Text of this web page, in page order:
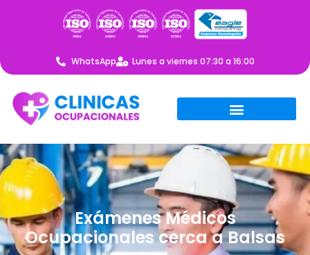
WhatsApp Lunes a viernes 07:30 a 16:00
Exámenes Médicos
Ocupacionales cerca a Balsas